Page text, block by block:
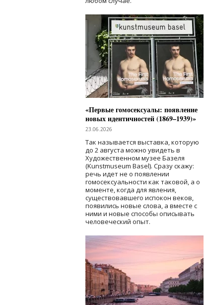
«Первые гомосексуалы: появление
новых идентичностей (1869–1939)»
23.06.2026
Так называется выставка, которую
до 2 августа можно увидеть в
Художественном музее Базеля
(Kunstmuseum Basel). Сразу скажу:
речь идет не о появлении
гомосексуальности как таковой, а о
моменте, когда для явления,
существовавшего испокон веков,
появились новые слова, а вместе с
ними и новые способы описывать
человеческий опыт.